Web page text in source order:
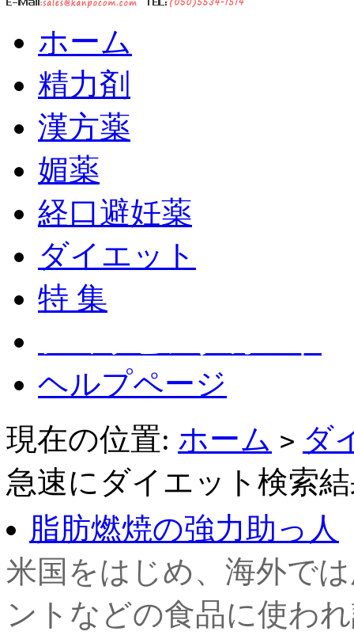
ホーム
精力剤
漢方薬
媚薬
経口避妊薬
ダイエット
特 集
ヘルプページ
現在の位置: ホーム > ダ
急速にダイエット検索
脂肪燃焼の強力助っ人
米国をはじめ、海外で
ントなどの食品に使わ